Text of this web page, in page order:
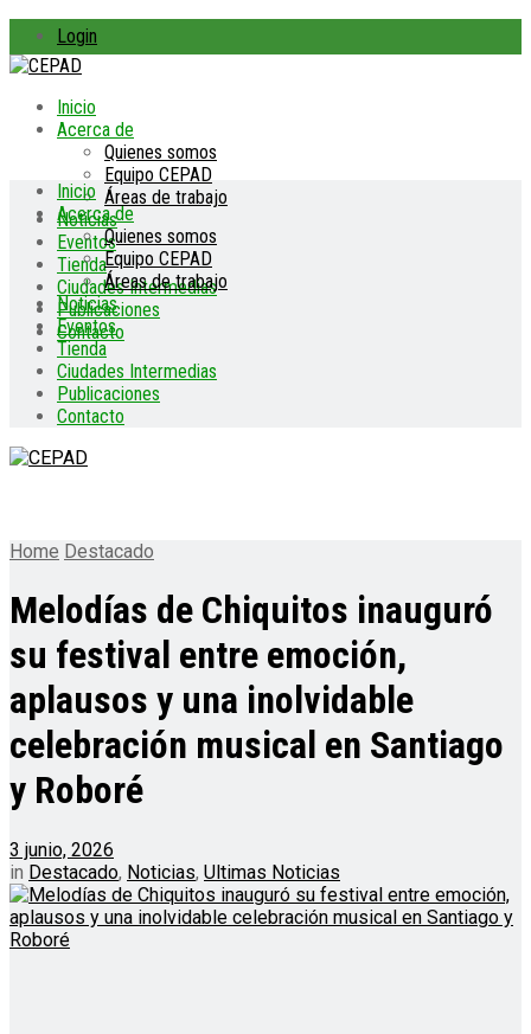
Login
Inicio
Acerca de
Quienes somos
Equipo CEPAD
Áreas de trabajo
Noticias
Eventos
Tienda
Ciudades Intermedias
Publicaciones
Contacto
Inicio
Acerca de
Quienes somos
Equipo CEPAD
Áreas de trabajo
Noticias
Eventos
Tienda
Ciudades Intermedias
Publicaciones
Contacto
Home Destacado
Melodías de Chiquitos inauguró
su festival entre emoción,
aplausos y una inolvidable
celebración musical en Santiago
y Roboré
3 junio, 2026
in Destacado, Noticias, Ultimas Noticias